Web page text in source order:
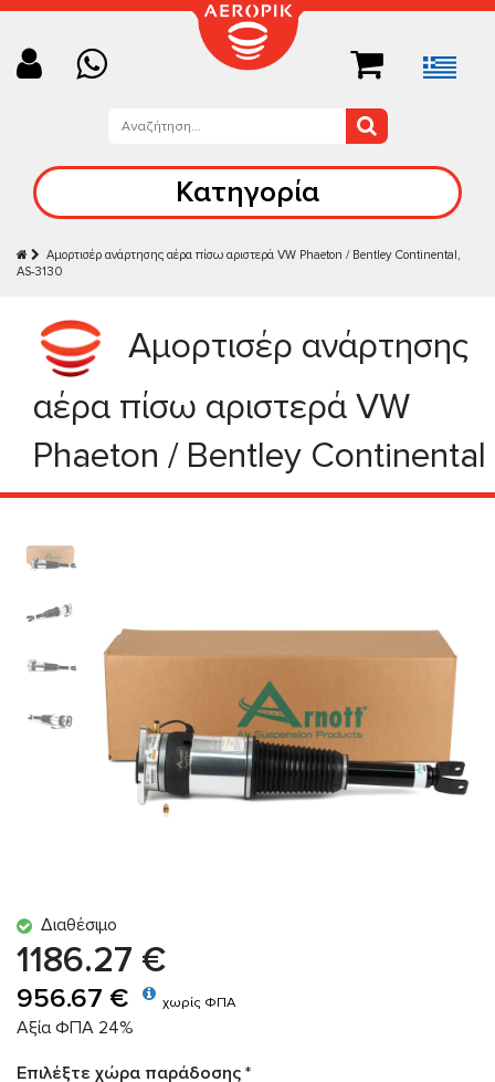
Κατηγορία
Αμορτισέρ ανάρτησης αέρα πίσω αριστερά VW Phaeton / Bentley Continental,
AS-3130
Αμορτισέρ ανάρτησης
αέρα πίσω αριστερά VW
Phaeton / Bentley Continental
Διαθέσιμο
1186.27 €
956.67 € χωρίς ΦΠΑ
Αξία ΦΠΑ 24%
Επιλέξτε χώρα παράδοσης *